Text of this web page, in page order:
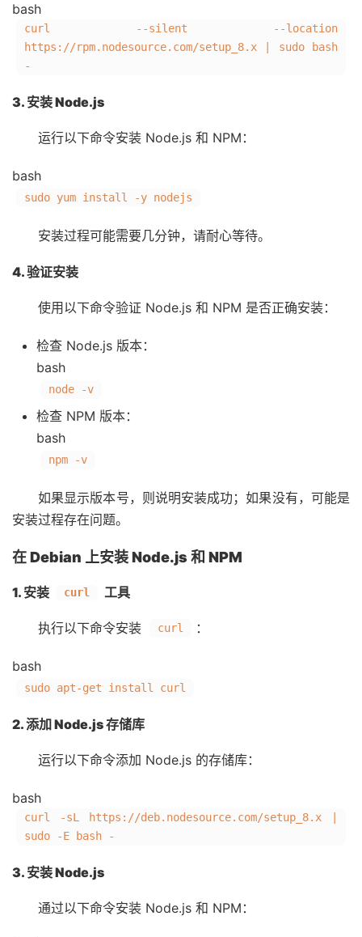
bash
curl --silent --location
https://rpm.nodesource.com/setup_8.x | sudo bash
-
3. 安装 Node.js
运行以下命令安装 Node.js 和 NPM：
bash
sudo yum install -y nodejs
安装过程可能需要几分钟，请耐心等待。
4. 验证安装
使用以下命令验证 Node.js 和 NPM 是否正确安装：
检查 Node.js 版本：
bash
node -v
检查 NPM 版本：
bash
npm -v
如果显示版本号，则说明安装成功；如果没有，可能是
安装过程存在问题。
在 Debian 上安装 Node.js 和 NPM
1. 安装 curl 工具
执行以下命令安装 curl ：
bash
sudo apt-get install curl
2. 添加 Node.js 存储库
运行以下命令添加 Node.js 的存储库：
bash
curl -sL https://deb.nodesource.com/setup_8.x |
sudo -E bash -
3. 安装 Node.js
通过以下命令安装 Node.js 和 NPM：